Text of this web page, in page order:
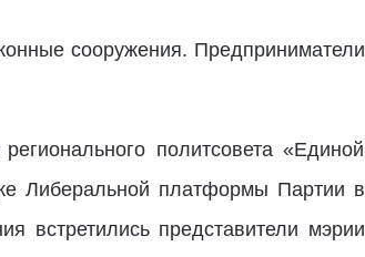
сооружения. Предприниматели
политсовета «Единой
Либеральной платформы Партии в
встретились представители мэрии